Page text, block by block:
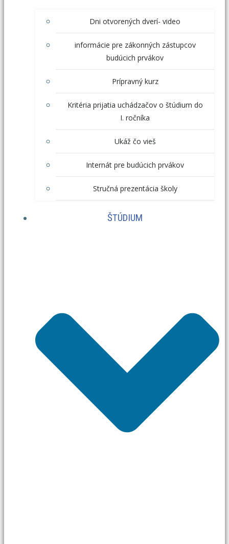
Dni otvorených dverí- video
informácie pre zákonných zástupcov
budúcich prvákov
Prípravný kurz
Kritéria prijatia uchádzačov o štúdium do
I. ročníka
Ukáž čo vieš
Internát pre budúcich prvákov
Stručná prezentácia školy
ŠTÚDIUM